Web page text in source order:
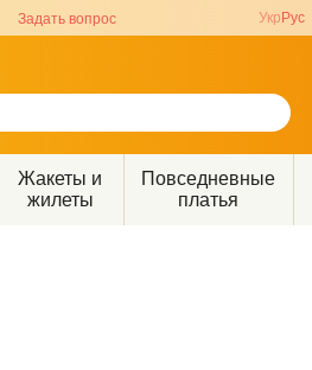
Задать вопрос Укр Рус
Жакеты и
жилеты
Повседневные
платья